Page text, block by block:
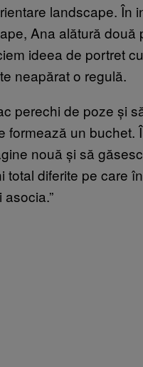
landscape. În
Ana alătură două
ideea de portret
neapărat o regulă.
perechi de poze și
formează un buchet.
nouă și să
total diferite pe care